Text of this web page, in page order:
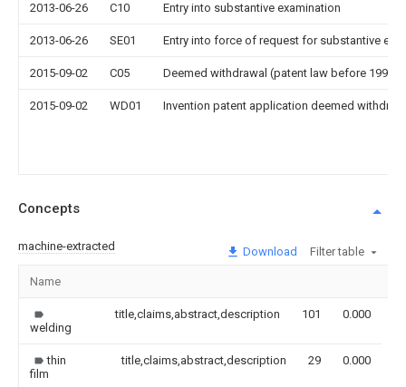
2013-06-26 C10 Entry into substantive examination
2013-06-26 SE01 Entry into force of request for substantive
2015-09-02 C05 Deemed withdrawal (patent law before 1993)
2015-09-02 WD01 Invention patent application deemed
Concepts
machine-extracted Download Filter table
Name
welding
title,claims,abstract,description 101 0.000
thin
film
title,claims,abstract,description 29 0.000